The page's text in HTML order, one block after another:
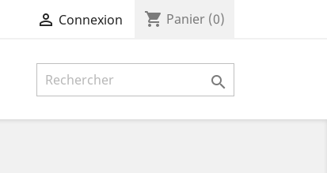
 Connexion shopping_cart Panier (0)
